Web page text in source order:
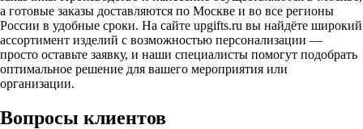
а готовые заказы доставляются по Москве и во все регионы
России в удобные сроки. На сайте upgifts.ru вы найдёте широкий
ассортимент изделий с возможностью персонализации —
просто оставьте заявку, и наши специалисты помогут подобрать
оптимальное решение для вашего мероприятия или
организации.
Вопросы клиентов